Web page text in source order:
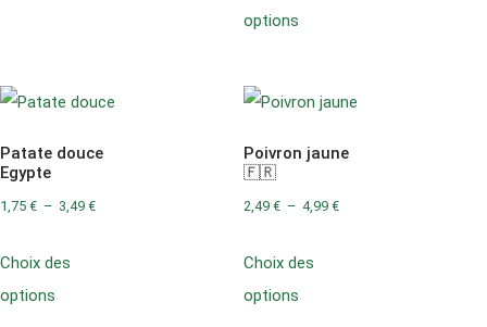
options
Patate douce
Egypte
1,75 € – 3,49 €
Choix des
options
Poivron jaune
🇫🇷
2,49 € – 4,99 €
Choix des
options